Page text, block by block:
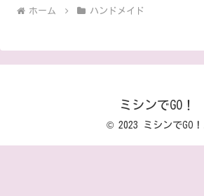
ホーム ハンドメイド
ミシンでGO！
© 2023 ミシンでGO！.